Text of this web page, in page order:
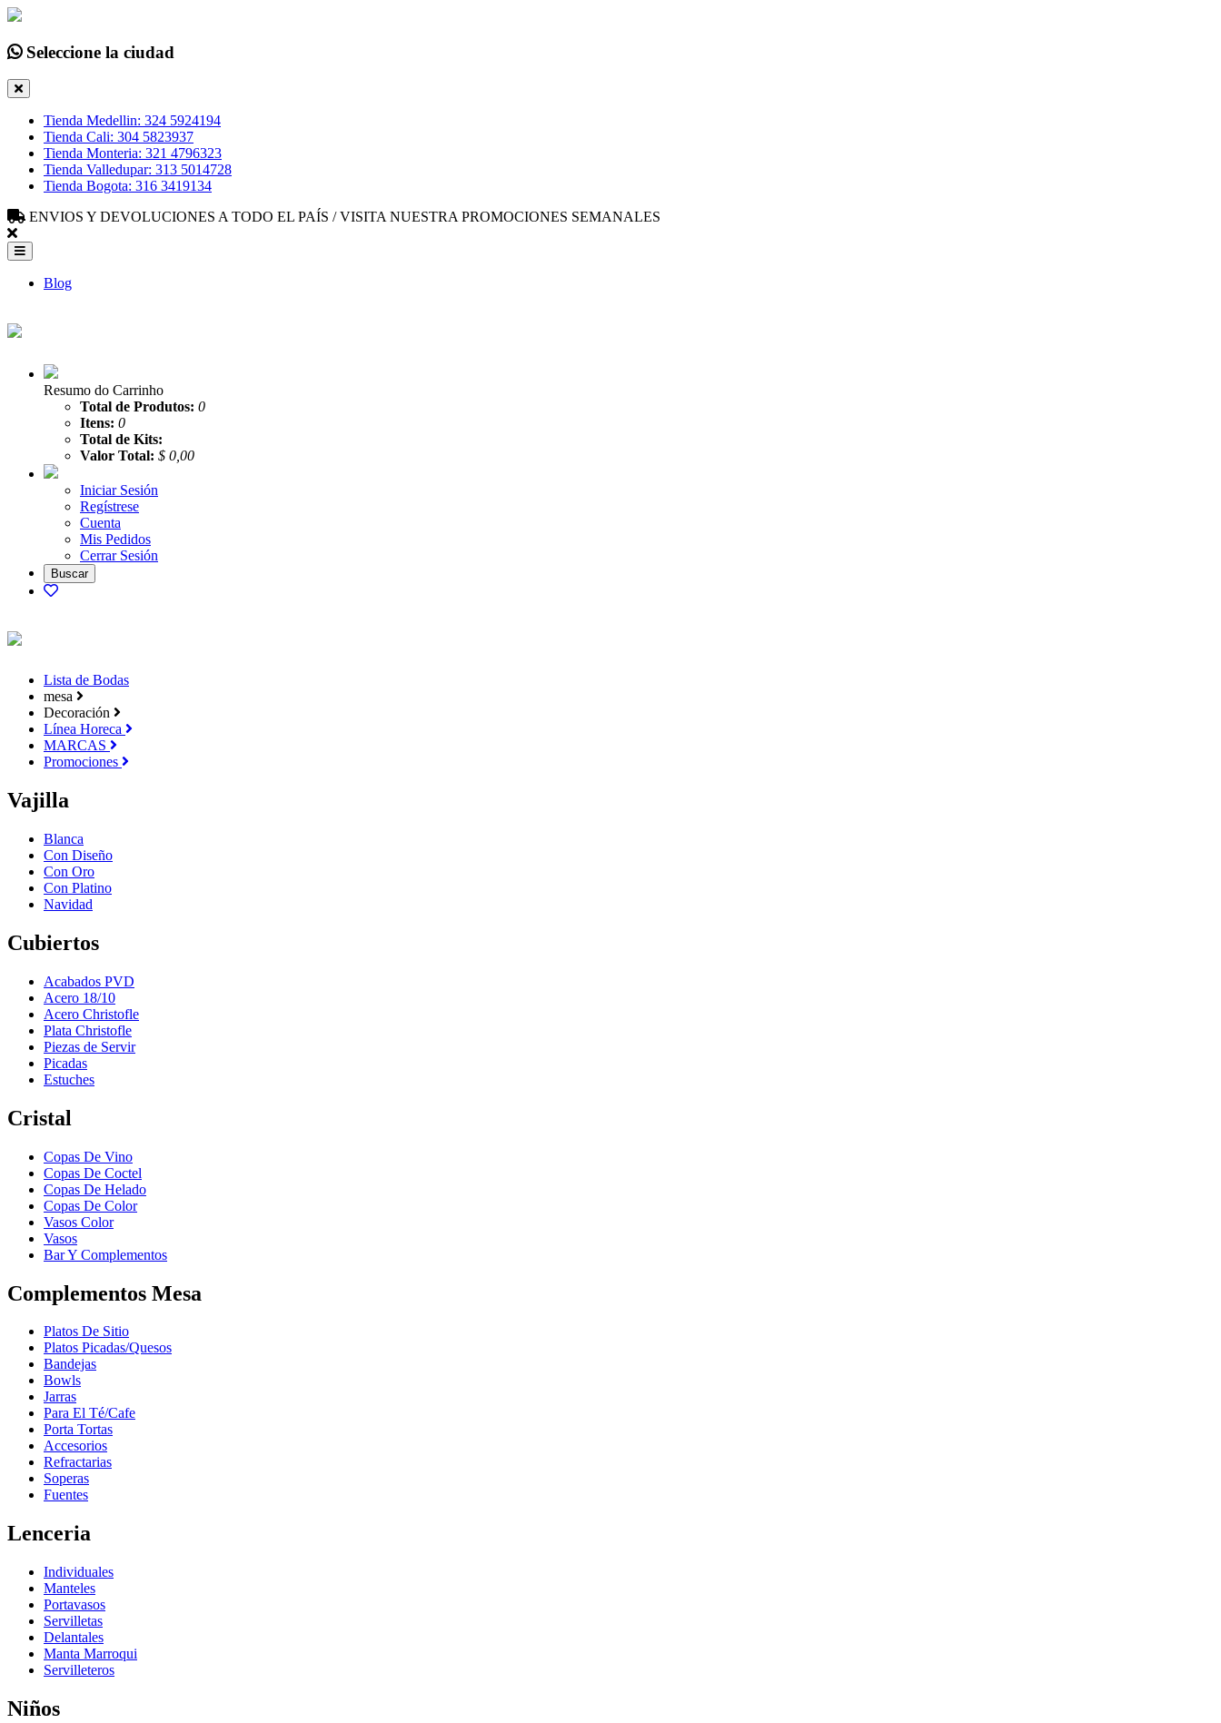
Seleccione la ciudad
Tienda Medellin: 324 5924194
Tienda Cali: 304 5823937
Tienda Monteria: 321 4796323
Tienda Valledupar: 313 5014728
Tienda Bogota: 316 3419134
ENVIOS Y DEVOLUCIONES A TODO EL PAÍS / VISITA NUESTRA PROMOCIONES SEMANALES
Blog
Resumo do Carrinho
Total de Produtos: 0
Itens: 0
Total de Kits:
Valor Total: $ 0,00
Iniciar Sesión
Regístrese
Cuenta
Mis Pedidos
Cerrar Sesión
Lista de Bodas
mesa
Decoración
Línea Horeca
MARCAS
Promociones
Vajilla
Blanca
Con Diseño
Con Oro
Con Platino
Navidad
Cubiertos
Acabados PVD
Acero 18/10
Acero Christofle
Plata Christofle
Piezas de Servir
Picadas
Estuches
Cristal
Copas De Vino
Copas De Coctel
Copas De Helado
Copas De Color
Vasos Color
Vasos
Bar Y Complementos
Complementos Mesa
Platos De Sitio
Platos Picadas/Quesos
Bandejas
Bowls
Jarras
Para El Té/Cafe
Porta Tortas
Accesorios
Refractarias
Soperas
Fuentes
Lenceria
Individuales
Manteles
Portavasos
Servilletas
Delantales
Manta Marroqui
Servilleteros
Niños